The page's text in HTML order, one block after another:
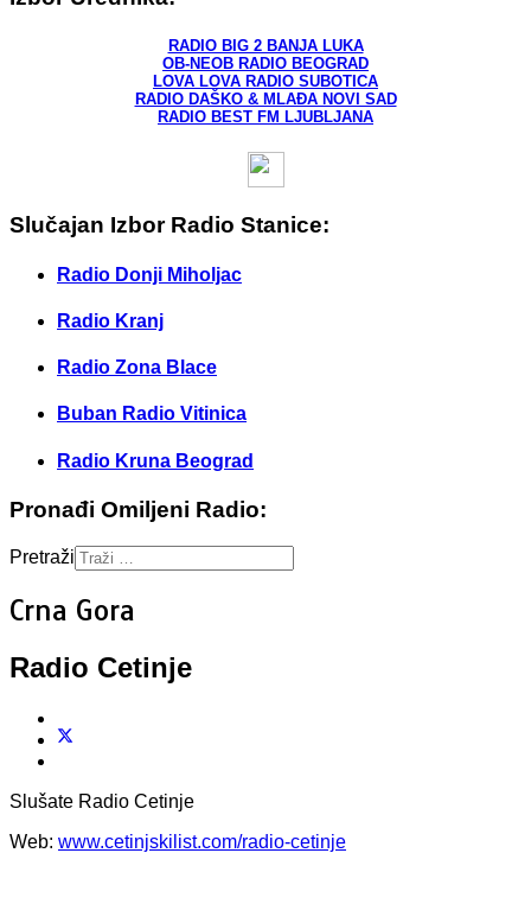
RADIO BIG 2 BANJA LUKA
OB-NEOB RADIO BEOGRAD
LOVA LOVA RADIO SUBOTICA
RADIO DAŠKO & MLAĐA NOVI SAD
RADIO BEST FM LJUBLJANA
Slučajan Izbor Radio Stanice:
Radio Donji Miholjac
Radio Kranj
Radio Zona Blace
Buban Radio Vitinica
Radio Kruna Beograd
Pronađi Omiljeni Radio:
Pretraži
Crna Gora
Radio Cetinje
Slušate Radio Cetinje
Web: www.cetinjskilist.com/radio-cetinje